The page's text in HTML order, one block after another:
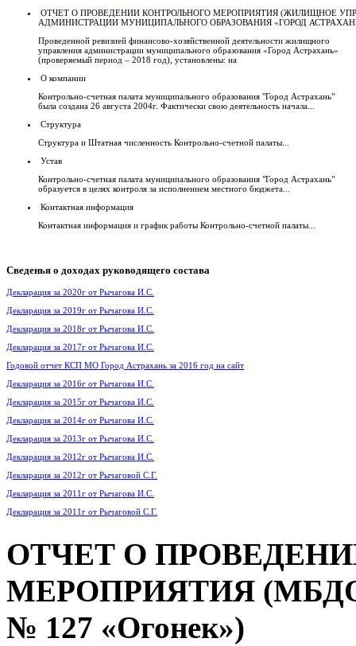
ОТЧЕТ О ПРОВЕДЕНИИ КОНТРОЛЬНОГО МЕРОПРИЯТИЯ (ЖИЛИЩНОЕ
АДМИНИСТРАЦИИ МУНИЦИПАЛЬНОГО ОБРАЗОВАНИЯ «ГОРОД
Проведенной ревизией финансово-хозяйственной деятельности жилищного
управления администрации муниципального образования «Город Астрахань»
(проверяемый период – 2018 год), установлены: на
О компании
Контрольно-счетная палата муниципального образования "Город Астрахань"
была создана 26 августа 2004г. Фактически свою деятельность начала...
Структура
Структура и Штатная численность Контрольно-счетной палаты...
Устав
Контрольно-счетная палата муниципального образования "Город Астрахань"
образуется в целях контроля за исполнением местного бюджета...
Контактная информация
Контактная информация и график работы Контрольно-счетной палаты...
Сведенья о доходах руководящего состава
Декларация за 2020г от Рычагова И.С.
Декларация за 2019г от Рычагова И.С.
Декларация за 2018г от Рычагова И.С.
Декларация за 2017г от Рычагова И.С.
Годовой отчет КСП МО Город Астрахань за 2016 год на сайт
Декларация за 2016г от Рычагова И.С.
Декларация за 2015г от Рычагова И.С.
Декларация за 2014г от Рычагова И.С.
Декларация за 2013г от Рычагова И.С.
Декларация за 2012г от Рычагова И.С.
Декларация за 2012г от Рычаговой С.Г.
Декларация за 2011г от Рычагова И.С.
Декларация за 2011г от Рычаговой С.Г.
ОТЧЕТ О
МЕРОПРИЯТИЯ (МБДОУ
№ 127 «Огонек»)